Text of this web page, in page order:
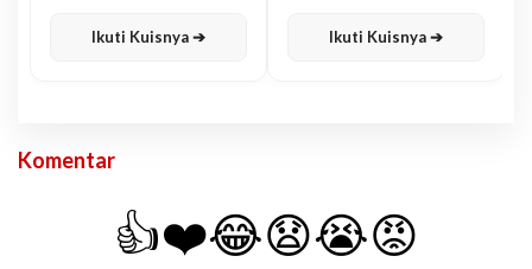
Ikuti Kuisnya ➔ Ikuti Kuisnya ➔
Komentar
👍❤️😂😧😭😡